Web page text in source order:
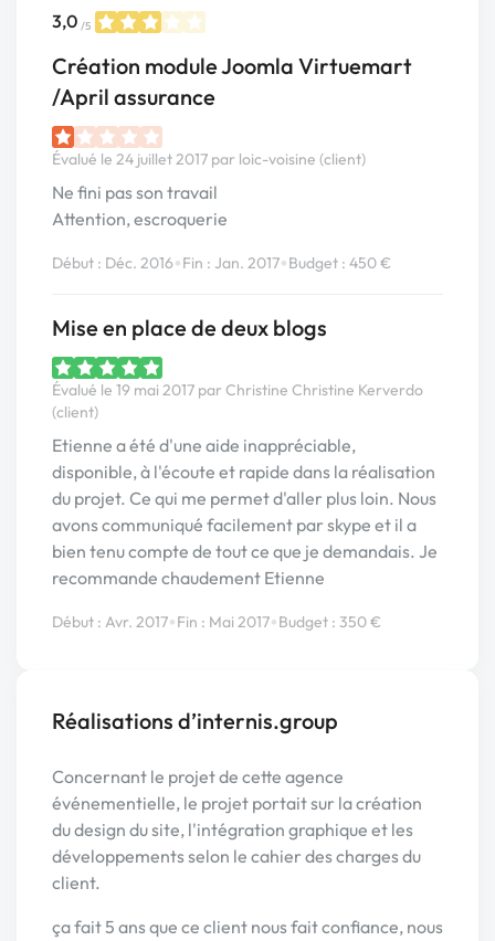
3,0 /5
Création module Joomla Virtuemart
/April assurance
Évalué le 24 juillet 2017 par loic-voisine (client)
Ne fini pas son travail
Attention, escroquerie
Début : Déc. 2016•Fin : Jan. 2017•Budget : 450 €
Mise en place de deux blogs
Évalué le 19 mai 2017 par Christine Christine Kerverdo
(client)
Etienne a été d'une aide inappréciable,
disponible, à l'écoute et rapide dans la réalisation
du projet. Ce qui me permet d'aller plus loin. Nous
avons communiqué facilement par skype et il a
bien tenu compte de tout ce que je demandais. Je
recommande chaudement Etienne
Début : Avr. 2017•Fin : Mai 2017•Budget : 350 €
Réalisations d’internis.group
Concernant le projet de cette agence
événementielle, le projet portait sur la création
du design du site, l'intégration graphique et les
développements selon le cahier des charges du
client.
ça fait 5 ans que ce client nous fait confiance, nous